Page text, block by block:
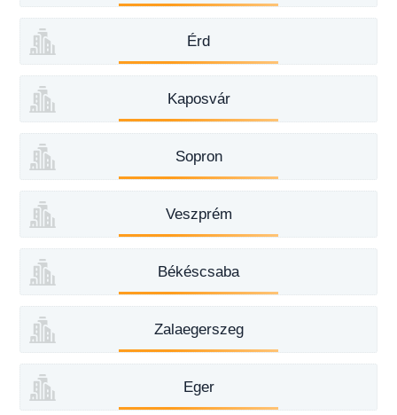
Érd
Kaposvár
Sopron
Veszprém
Békéscsaba
Zalaegerszeg
Eger